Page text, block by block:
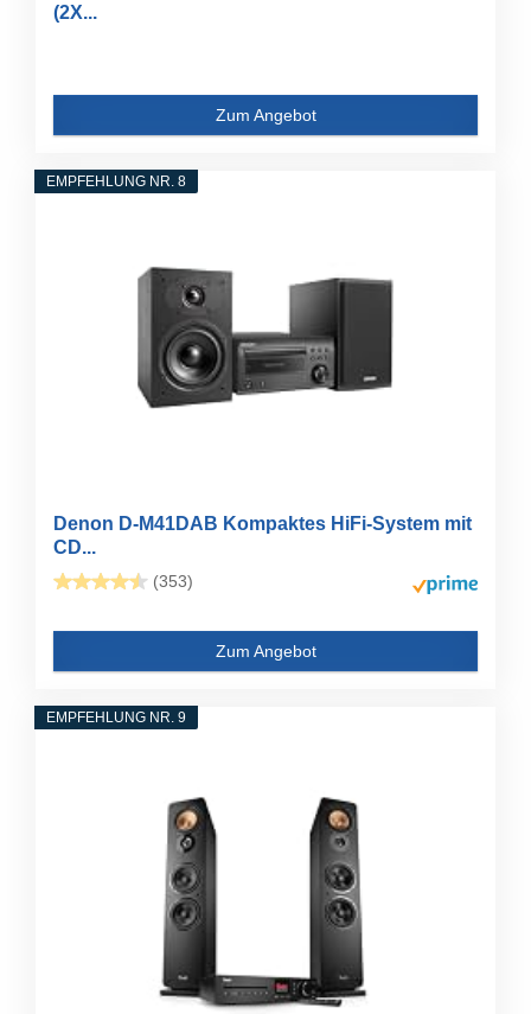
(2X...
Zum Angebot
EMPFEHLUNG NR. 8
Denon D-M41DAB Kompaktes HiFi-System mit
CD...
(353)
Zum Angebot
EMPFEHLUNG NR. 9